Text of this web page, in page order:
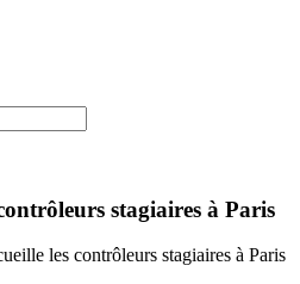
stagiaires à Paris
les contrôleurs stagiaires à Paris